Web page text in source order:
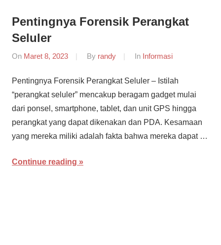
Pentingnya Forensik Perangkat
Seluler
On Maret 8, 2023 By randy In Informasi
Pentingnya Forensik Perangkat Seluler – Istilah
“perangkat seluler” mencakup beragam gadget mulai
dari ponsel, smartphone, tablet, dan unit GPS hingga
perangkat yang dapat dikenakan dan PDA. Kesamaan
yang mereka miliki adalah fakta bahwa mereka dapat …
Continue reading